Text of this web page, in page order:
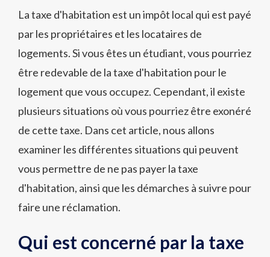
La taxe d'habitation est un impôt local qui est payé
par les propriétaires et les locataires de
logements. Si vous êtes un étudiant, vous pourriez
être redevable de la taxe d'habitation pour le
logement que vous occupez. Cependant, il existe
plusieurs situations où vous pourriez être exonéré
de cette taxe. Dans cet article, nous allons
examiner les différentes situations qui peuvent
vous permettre de ne pas payer la taxe
d'habitation, ainsi que les démarches à suivre pour
faire une réclamation.
Qui est concerné par la taxe